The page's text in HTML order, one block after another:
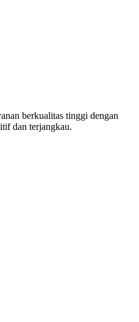
berkualitas tinggi dengan
dan terjangkau.